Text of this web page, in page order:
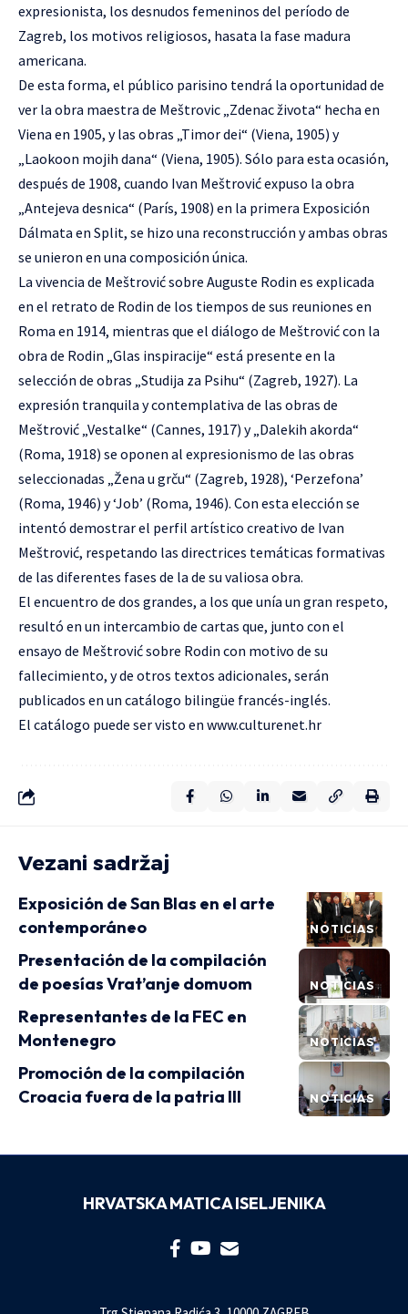
expresionista, los desnudos femeninos del período de
Zagreb, los motivos religiosos, hasata la fase madura
americana.
De esta forma, el público parisino tendrá la oportunidad de
ver la obra maestra de Meštrovic „Zdenac života“ hecha en
Viena en 1905, y las obras „Timor dei“ (Viena, 1905) y
„Laokoon mojih dana“ (Viena, 1905). Sólo para esta ocasión,
después de 1908, cuando Ivan Meštrović expuso la obra
„Antejeva desnica“ (París, 1908) en la primera Exposición
Dálmata en Split, se hizo una reconstrucción y ambas obras
se unieron en una composición única.
La vivencia de Meštrović sobre Auguste Rodin es explicada
en el retrato de Rodin de los tiempos de sus reuniones en
Roma en 1914, mientras que el diálogo de Meštrović con la
obra de Rodin „Glas inspiracije“ está presente en la
selección de obras „Studija za Psihu“ (Zagreb, 1927). La
expresión tranquila y contemplativa de las obras de
Meštrović „Vestalke“ (Cannes, 1917) y „Dalekih akorda“
(Roma, 1918) se oponen al expresionismo de las obras
seleccionadas „Žena u grču“ (Zagreb, 1928), ‘Perzefona’
(Roma, 1946) y ‘Job’ (Roma, 1946). Con esta elección se
intentó demostrar el perfil artístico creativo de Ivan
Meštrović, respetando las directrices temáticas formativas
de las diferentes fases de la de su valiosa obra.
El encuentro de dos grandes, a los que unía un gran respeto,
resultó en un intercambio de cartas que, junto con el
ensayo de Meštrović sobre Rodin con motivo de su
fallecimiento, y de otros textos adicionales, serán
publicados en un catálogo bilingüe francés-inglés.
El catálogo puede ser visto en www.culturenet.hr
Vezani sadržaj
NOTICIAS
Exposición de San Blas en el arte
contemporáneo
NOTICIAS
Presentación de la compilación
de poesías Vrat’anje domuom
NOTICIAS
Representantes de la FEC en
Montenegro
NOTICIAS
Promoción de la compilación
Croacia fuera de la patria III
HRVATSKA MATICA ISELJENIKA